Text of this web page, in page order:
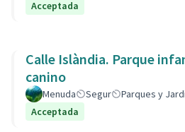
Acceptada
Calle Islàndia. Parque
canino
Menuda Segur Parques y
Acceptada